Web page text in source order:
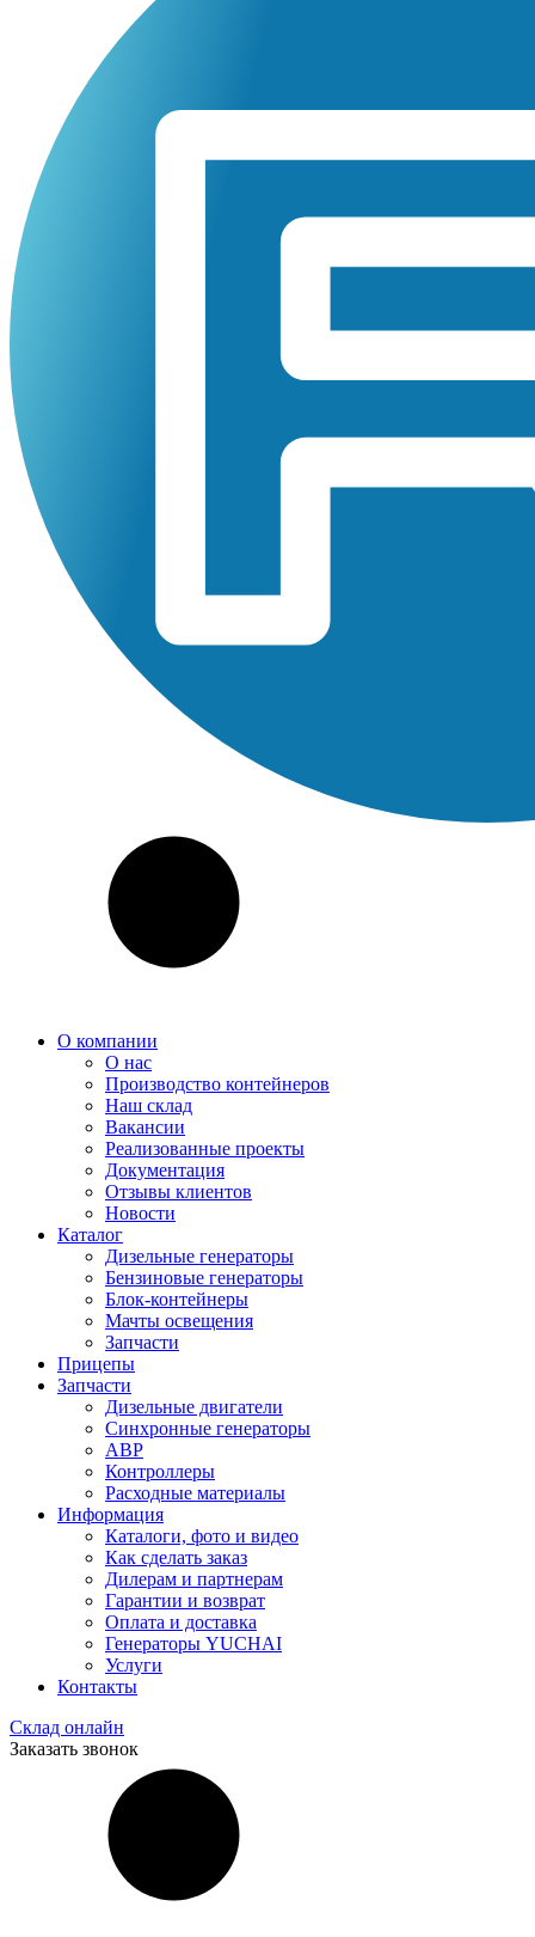
О компании
О нас
Производство контейнеров
Наш склад
Вакансии
Реализованные проекты
Документация
Отзывы клиентов
Новости
Каталог
Дизельные генераторы
Бензиновые генераторы
Блок-контейнеры
Мачты освещения
Запчасти
Прицепы
Запчасти
Дизельные двигатели
Синхронные генераторы
АВР
Контроллеры
Расходные материалы
Информация
Каталоги, фото и видео
Как сделать заказ
Дилерам и партнерам
Гарантии и возврат
Оплата и доставка
Генераторы YUCHAI
Услуги
Контакты
Склад онлайн
Заказать звонок